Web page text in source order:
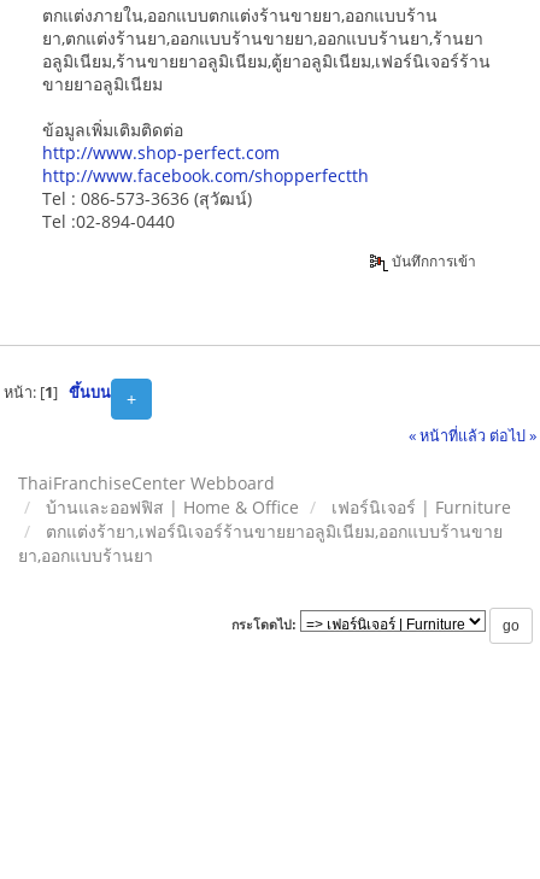
ตกแต่งภายใน,ออกแบบตกแต่งร้านขายยา,ออกแบบร้าน
ยา,ตกแต่งร้านยา,ออกแบบร้านขายยา,ออกแบบร้านยา,ร้านยา
อลูมิเนียม,ร้านขายยาอลูมิเนียม,ตู้ยาอลูมิเนียม,เฟอร์นิเจอร์ร้าน
ขายยาอลูมิเนียม
ข้อมูลเพิ่มเติมติดต่อ
http://www.shop-perfect.com
http://www.facebook.com/shopperfectth
Tel : 086-573-3636 (สุวัฒน์)
Tel :02-894-0440
บันทึกการเข้า
+
หน้า: [1] ขึ้นบน
« หน้าที่แล้ว ต่อไป »
ThaiFranchiseCenter Webboard
บ้านและออฟฟิส | Home & Office
เฟอร์นิเจอร์ | Furniture
ตกแต่งร้ายา,เฟอร์นิเจอร์ร้านขายยาอลูมิเนียม,ออกแบบร้านขาย
ยา,ออกแบบร้านยา
กระโดดไป: